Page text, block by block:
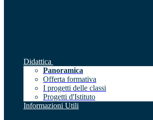
Didattica
Panoramica
Offerta formativa
I progetti delle classi
Progetti d'Istituto
Informazioni Utili